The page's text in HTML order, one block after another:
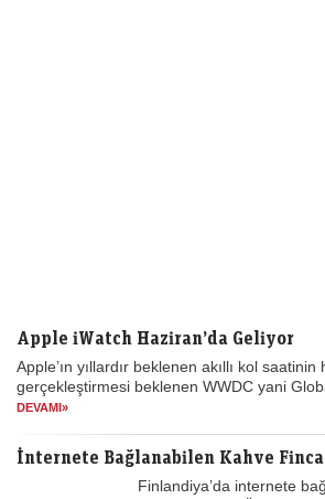
Apple iWatch Haziran’da Geliyor
Apple’ın yıllardır beklenen akıllı kol
gerçekleştirmesi beklenen WWDC yani
DEVAMI»
İnternete Bağlanabilen Kahve
Finlandiya’da internete